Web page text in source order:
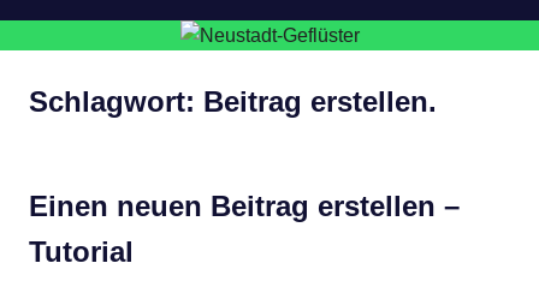
Schlagwort: Beitrag erstellen.
Einen neuen Beitrag erstellen –
Tutorial